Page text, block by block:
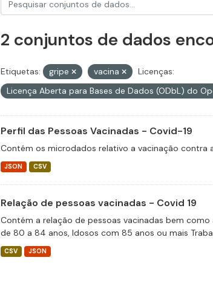
2 conjuntos de dados
Etiquetas: gripe vacina
Licenças:
Licença Aberta para Bases de Dados (ODbL) do
Perfil das Pessoas Vacinadas - Covid-19
Contém os microdados relativo a vacinação contra
JSON CSV
Relação de pessoas vacinadas - Covid 19
Contém a relação de pessoas vacinadas bem
de 80 a 84 anos, Idosos com 85 anos ou mais
CSV JSON